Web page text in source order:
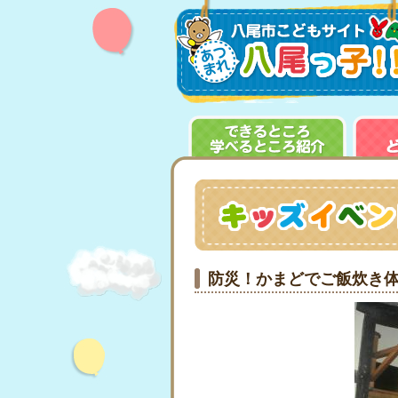
防災！かまどでご飯炊き